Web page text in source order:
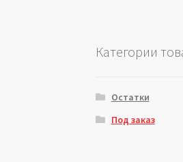
Категории
Остатки
Под заказ